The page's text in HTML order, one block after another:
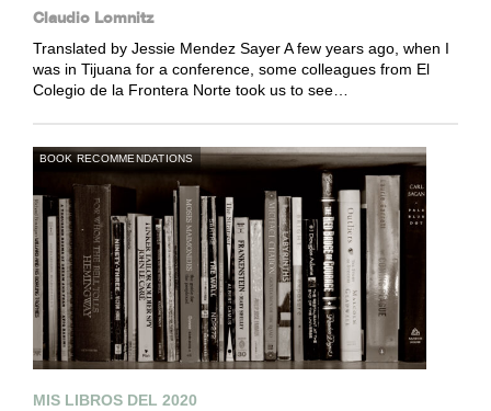
Claudio Lomnitz
Translated by Jessie Mendez Sayer A few years ago, when I
was in Tijuana for a conference, some colleagues from El
Colegio de la Frontera Norte took us to see…
BOOK RECOMMENDATIONS
MIS LIBROS DEL 2020